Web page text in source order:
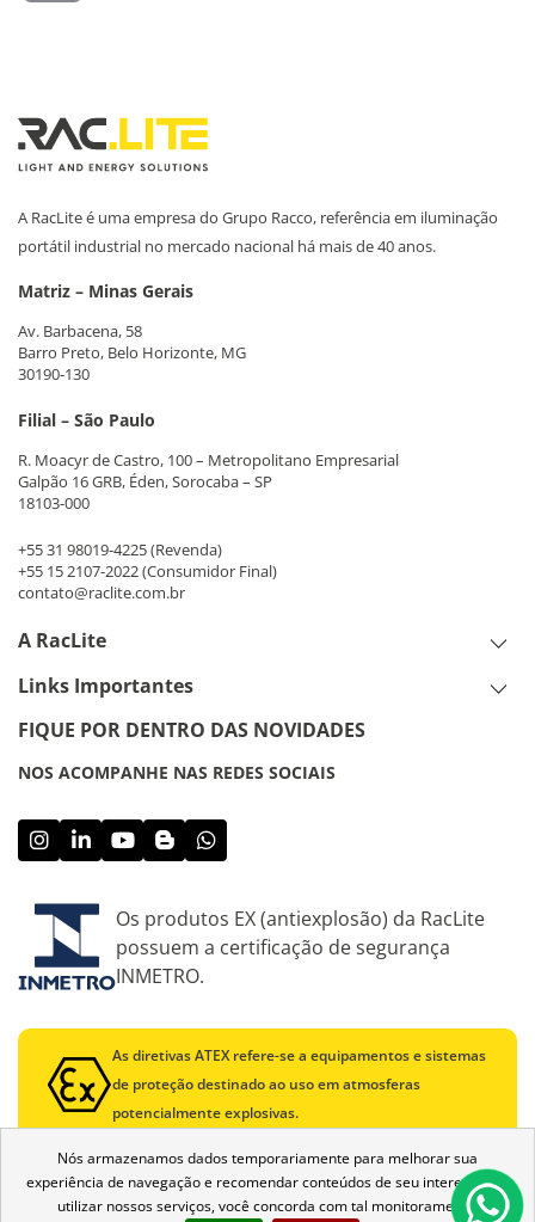
Nós armazenamos dados temporariamente para melhorar sua
experiência de navegação e recomendar conteúdos de seu interesse. Ao
utilizar nossos serviços, você concorda com tal monitoramento.
A RacLite é uma empresa do Grupo Racco, referência em iluminação
portátil industrial no mercado nacional há mais de 40 anos.
Matriz – Minas Gerais
Av. Barbacena, 58
Barro Preto, Belo Horizonte, MG
30190-130
Filial – São Paulo
R. Moacyr de Castro, 100 – Metropolitano Empresarial
Galpão 16 GRB, Éden, Sorocaba – SP
18103-000
+55 31 98019-4225(Revenda)
+55 15 2107-2022(Consumidor Final)
contato@raclite.com.br
A RacLite
Links Importantes
FIQUE POR DENTRO DAS NOVIDADES
NOS ACOMPANHE NAS REDES SOCIAIS
Os produtos EX (antiexplosão) da RacLite
possuem a certificação de segurança
INMETRO.
As diretivas ATEX refere-se a equipamentos e sistemas
de proteção destinado ao uso em atmosferas
potencialmente explosivas.